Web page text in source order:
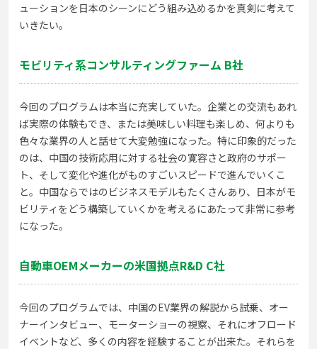
ューションを日本のシーンにどう組み込めるかを真剣に考えて
いきたい。
モビリティ系コンサルティングファーム B社
今回のプログラムは本当に充実していた。企業との交流もあれ
ば実際の体験もでき、または美味しい料理も楽しめ、何よりも
色々な業界の人と話せて大変勉強になった。特に印象的だった
のは、中国の技術応用に対する社会の寛容さと政府のサポー
ト、そして変化や進化がものすごいスピードで進んでいくこ
と。中国ならではのビジネスモデルもたくさんあり、日本がモ
ビリティをどう構築していくかを考えるにあたって非常に参考
になった。
自動車OEMメーカーの米国拠点R&D C社
今回のプログラムでは、中国のEV業界の解説から試乗、オー
ナーインタビュー、モーターショーの視察、それにオフロード
イベントなど、多くの内容を経験することが出来た。それらを